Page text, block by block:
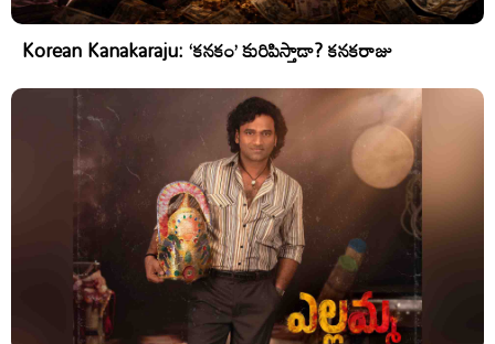
Korean Kanakaraju: ‘కనకం’ కురిపిస్తాడా? కనకరాజు